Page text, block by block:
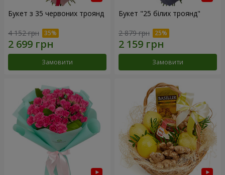
Букет з 35 червоних троянд
4 152 грн
Замовити
Букет "25 білих троянд"
2 879 грн
Замовити